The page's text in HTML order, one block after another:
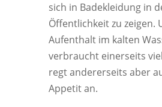
sich in Badekleidung in
Öffentlichkeit zu zeigen.
Aufenthalt im kalten
verbraucht einerseits
regt andererseits aber
Appetit an.